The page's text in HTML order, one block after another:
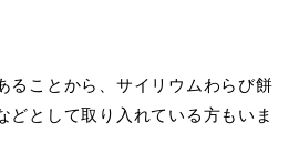
ることから、サイリウムわらび餅
どとして取り入れている方もいま